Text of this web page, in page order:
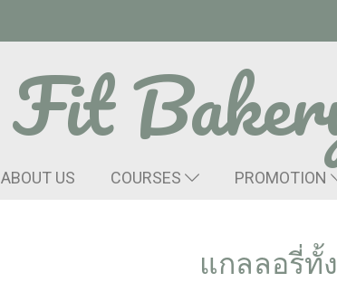
Fit
ABOUT US COURSES PROMOTION
แกลลอรี่ทั้